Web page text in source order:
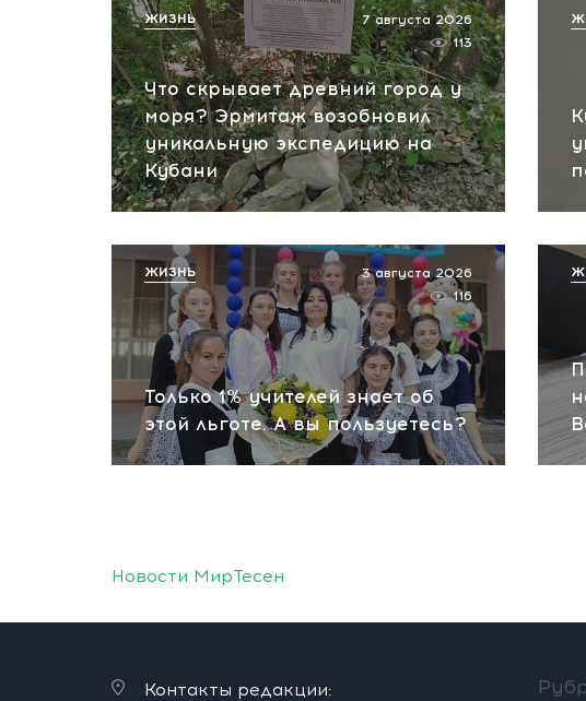
Что скрывает древний город у
моря? Эрмитаж возобновил
уникальную экспедицию на
Кубани
7 августа 2026
113
ЖИЗНЬ
Только 1% учителей знает об
этой льготе. А вы пользуетесь?
3 августа 2026
116
ЖИЗНЬ
Новости МирТесен
Контакты редакции: